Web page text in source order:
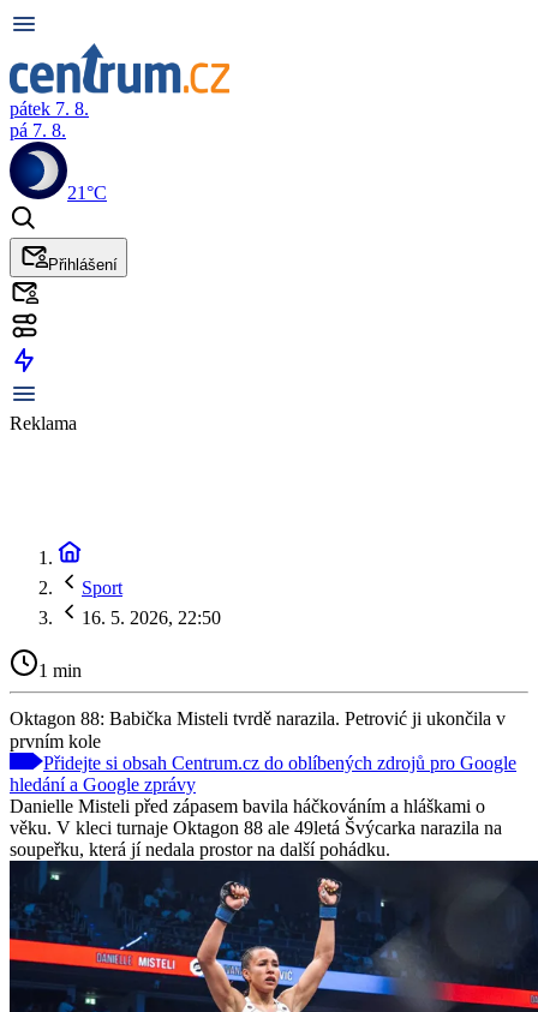
pátek 7. 8.
pá 7. 8.
21°C
Přihlášení
Reklama
Sport
16. 5. 2026, 22:50
1 min
Oktagon 88: Babička Misteli tvrdě narazila. Petrović ji ukončila v
prvním kole
Přidejte si obsah Centrum.cz do oblíbených zdrojů pro Google
hledání a Google zprávy
Danielle Misteli před zápasem bavila háčkováním a hláškami o
věku. V kleci turnaje Oktagon 88 ale 49letá Švýcarka narazila na
soupeřku, která jí nedala prostor na další pohádku.